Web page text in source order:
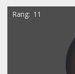
Rang 11